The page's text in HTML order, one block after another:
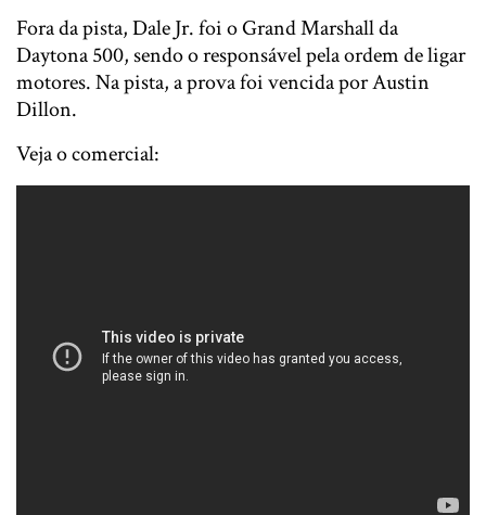
Fora da pista, Dale Jr. foi o Grand Marshall da
Daytona 500, sendo o responsável pela ordem de ligar
motores. Na pista, a prova foi vencida por Austin
Dillon.
Veja o comercial: